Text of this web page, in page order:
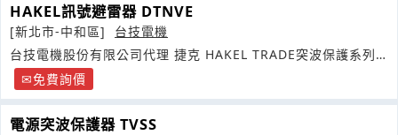
HAKEL訊號避雷器 DTNVE
[新北市-中和區]
台技電機
台技電機股份有限公司代理 捷克 HAKEL TRADE突波保護系列
捷克免費詢價
電源突波保護器 TVSS